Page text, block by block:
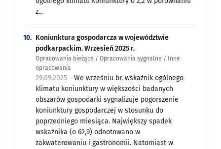
z...
10. Koniunktura gospodarcza w województwie
podkarpackim. Wrzesień 2025 r.
Opracowania bieżące / Opracowania sygnalne / Inne
opracowania
29.09.2025 -We wrześniu br. wskaźnik ogólnego
klimatu koniunktury w większości badanych
obszarów gospodarki sygnalizuje pogorszenie
koniunktury gospodarczej w stosunku do
poprzedniego miesiąca. Największy spadek
wskaźnika (o 62,9) odnotowano w
zakwaterowaniu i gastronomii. Natomiast w